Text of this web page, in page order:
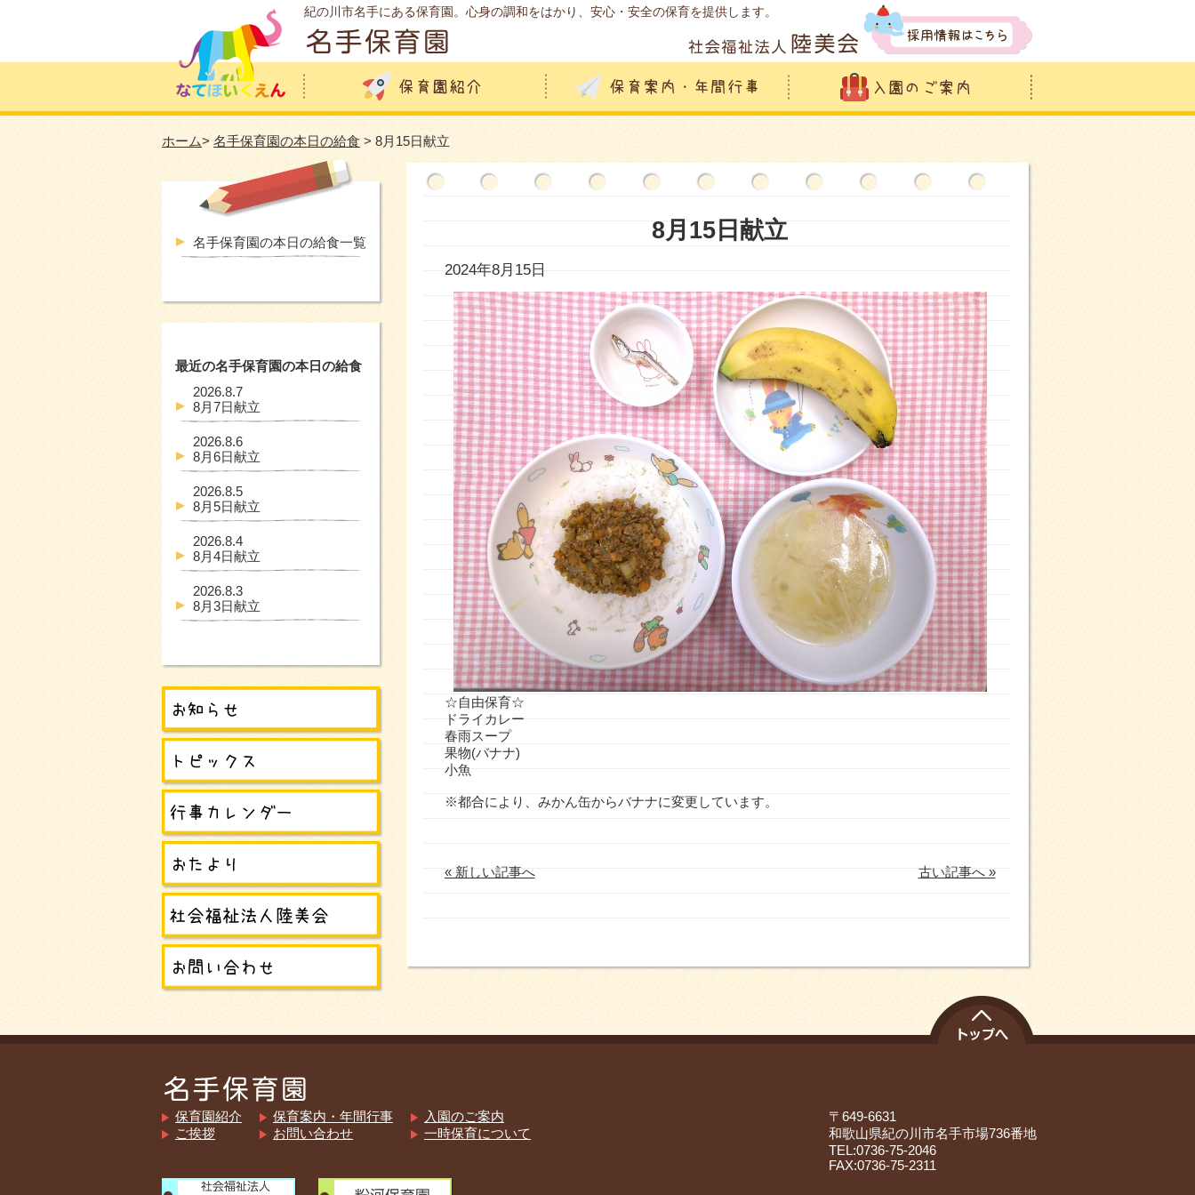
紀の川市名手にある保育園。心身の調和をはかり、安心・安全の保育を提供します。
ホーム> 名手保育園の本日の給食 > 8月15日献立
8月15日献立
2024年8月15日
☆自由保育☆
ドライカレー
春雨スープ
果物(バナナ)
小魚
※都合により、みかん缶からバナナに変更しています。
« 新しい記事へ 古い記事へ »
名手保育園の本日の給食一覧
最近の名手保育園の本日の給食
2026.8.7
8月7日献立
2026.8.6
8月6日献立
2026.8.5
8月5日献立
2026.8.4
8月4日献立
2026.8.3
8月3日献立
保育園紹介
ご挨拶
保育案内・年間行事
お問い合わせ
入園のご案内
一時保育について
〒649-6631
和歌山県紀の川市名手市場736番地
TEL:0736-75-2046
FAX:0736-75-2311